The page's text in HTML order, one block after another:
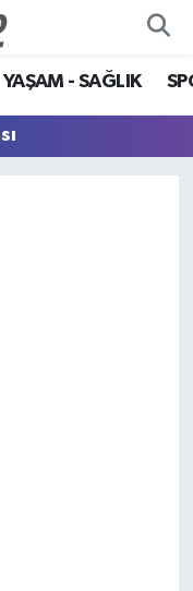
YAŞAM - SAĞLIK